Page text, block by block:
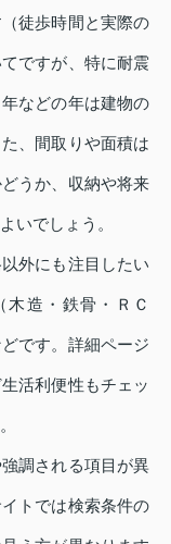
徒歩時間と実際の
ですが、特に耐震
などの年は建物の
、間取りや面積は
うか、収納や将来
いでしょう。
外にも注目したい
木造・鉄骨・ＲＣ
です。詳細ページ
活利便性もチェッ
調される項目が異
トでは検索条件の